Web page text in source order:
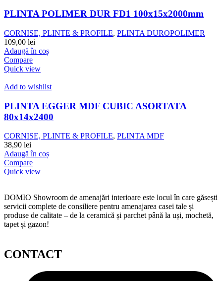
PLINTA POLIMER DUR FD1 100x15x2000mm
CORNISE, PLINTE & PROFILE, PLINTA DUROPOLIMER
109,00 lei
Adaugă în coș
Compare
Quick view
Add to wishlist
PLINTA EGGER MDF CUBIC ASORTATA
80x14x2400
CORNISE, PLINTE & PROFILE, PLINTA MDF
38,90 lei
Adaugă în coș
Compare
Quick view
DOMIO Showroom de amenajări interioare este locul în care găsești
servicii complete de consiliere pentru amenajarea casei tale și
produse de calitate – de la ceramică și parchet până la uși, mochetă,
tapet și gazon!
CONTACT